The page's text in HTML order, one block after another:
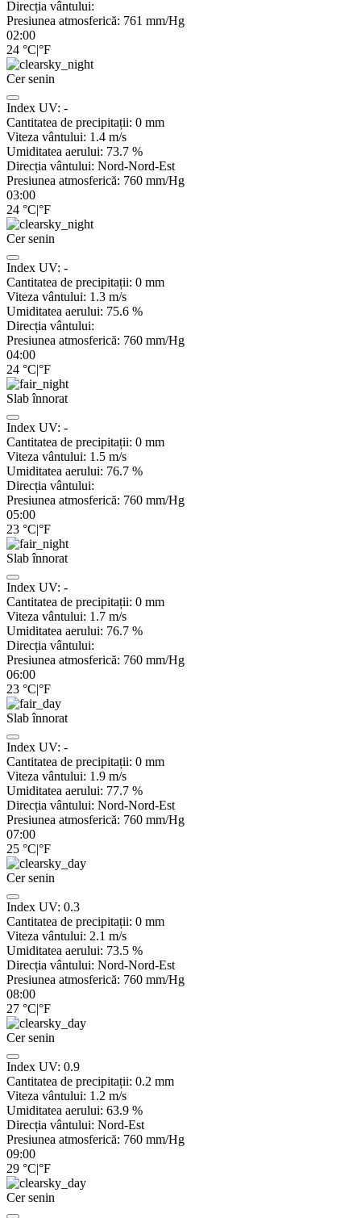
Direcția vântului:
Presiunea atmosferică: 761 mm/Hg
02:00
24 °C|°F
Cer senin
Index UV: -
Cantitatea de precipitații: 0 mm
Viteza vântului: 1.4 m/s
Umiditatea aerului: 73.7 %
Direcția vântului: Nord-Nord-Est
Presiunea atmosferică: 760 mm/Hg
03:00
24 °C|°F
Cer senin
Index UV: -
Cantitatea de precipitații: 0 mm
Viteza vântului: 1.3 m/s
Umiditatea aerului: 75.6 %
Direcția vântului:
Presiunea atmosferică: 760 mm/Hg
04:00
24 °C|°F
Slab înnorat
Index UV: -
Cantitatea de precipitații: 0 mm
Viteza vântului: 1.5 m/s
Umiditatea aerului: 76.7 %
Direcția vântului:
Presiunea atmosferică: 760 mm/Hg
05:00
23 °C|°F
Slab înnorat
Index UV: -
Cantitatea de precipitații: 0 mm
Viteza vântului: 1.7 m/s
Umiditatea aerului: 76.7 %
Direcția vântului:
Presiunea atmosferică: 760 mm/Hg
06:00
23 °C|°F
Slab înnorat
Index UV: -
Cantitatea de precipitații: 0 mm
Viteza vântului: 1.9 m/s
Umiditatea aerului: 77.7 %
Direcția vântului: Nord-Nord-Est
Presiunea atmosferică: 760 mm/Hg
07:00
25 °C|°F
Cer senin
Index UV: 0.3
Cantitatea de precipitații: 0 mm
Viteza vântului: 2.1 m/s
Umiditatea aerului: 73.5 %
Direcția vântului: Nord-Nord-Est
Presiunea atmosferică: 760 mm/Hg
08:00
27 °C|°F
Cer senin
Index UV: 0.9
Cantitatea de precipitații: 0.2 mm
Viteza vântului: 1.2 m/s
Umiditatea aerului: 63.9 %
Direcția vântului: Nord-Est
Presiunea atmosferică: 760 mm/Hg
09:00
29 °C|°F
Cer senin